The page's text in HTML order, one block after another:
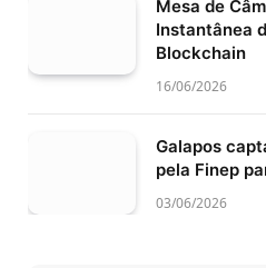
Mesa de
Instantânea
Blockchain
16/06/2026
Galapos
pela Finep
03/06/2026